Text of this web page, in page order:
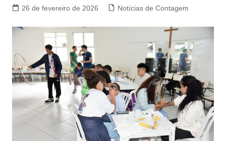
26 de fevereiro de 2026 Notícias de Contagem